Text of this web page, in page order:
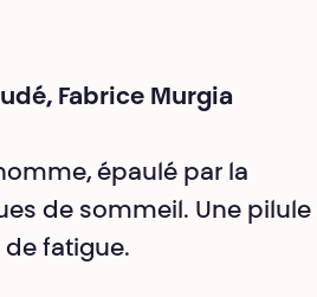
Fabrice Murgia
épaulé par la
de sommeil. Une pilule
fatigue.